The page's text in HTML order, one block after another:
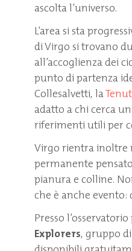
ascolta l’universo.
L’area si sta
di Virgo si trovano
all’accoglienza dei
punto di partenza
Collesalvetti, la
adatto a chi cerca
riferimenti utili per
Virgo rientra inoltre
permanente
pianura e colline.
che è anche
Presso
Explorers, gruppo